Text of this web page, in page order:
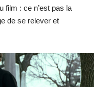
film : ce n’est pas la
de se relever et